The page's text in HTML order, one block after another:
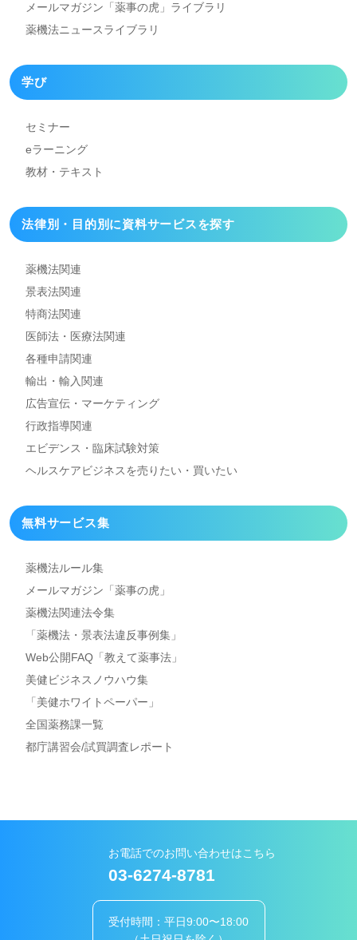
メールマガジン「薬事の虎」 ライブラリ
薬機法ニュースライブラリ
学び
セミナー
eラーニング
教材・テキスト
法律別・目的別に資料サービスを探す
薬機法関連
景表法関連
特商法関連
医師法・医療法関連
各種申請関連
輸出・輸入関連
広告宣伝・マーケティング
行政指導関連
エビデンス・臨床試験対策
ヘルスケアビジネスを売りたい・買いたい
無料サービス集
薬機法ルール集
メールマガジン「薬事の虎」
薬機法関連法令集
「薬機法・景表法違反事例集」
Web公開FAQ「教えて薬事法」
美健ビジネスノウハウ集
「美健ホワイトペーパー」
全国薬務課一覧
都庁講習会/試買調査レポート
お電話でのお問い合わせはこちら
03-6274-8781
受付時間：平日9:00〜18:00